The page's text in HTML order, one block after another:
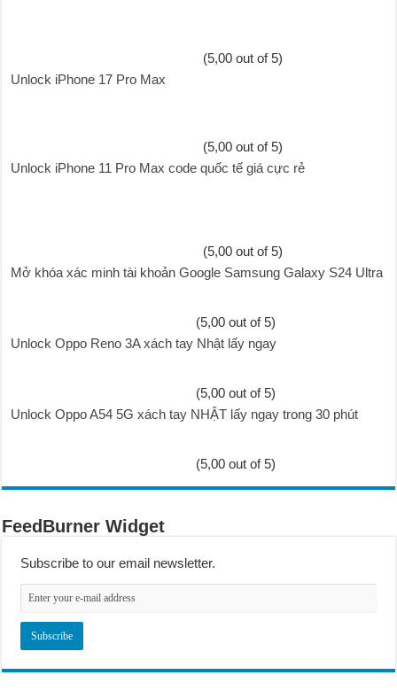
(5,00 out of 5)
Unlock iPhone 17 Pro Max
(5,00 out of 5)
Unlock iPhone 11 Pro Max code quốc tế giá cực rẻ
(5,00 out of 5)
Mở khóa xác minh tài khoản Google Samsung Galaxy S24 Ultra
(5,00 out of 5)
Unlock Oppo Reno 3A xách tay Nhật lấy ngay
(5,00 out of 5)
Unlock Oppo A54 5G xách tay NHẬT lấy ngay trong 30 phút
(5,00 out of 5)
FeedBurner Widget
Subscribe to our email newsletter.